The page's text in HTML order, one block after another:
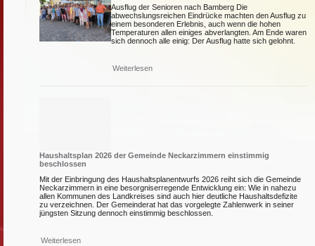
Ausflug der Senioren nach Bamberg Die
abwechslungsreichen Eindrücke machten den Ausflug zu
einem besonderen Erlebnis, auch wenn die hohen
Temperaturen allen einiges abverlangten. Am Ende waren
sich dennoch alle einig: Der Ausflug hatte sich gelohnt.
Weiterlesen
Haushaltsplan 2026 der Gemeinde Neckarzimmern einstimmig
beschlossen
Mit der Einbringung des Haushaltsplanentwurfs 2026 reiht sich die Gemeinde
Neckarzimmern in eine besorgniserregende Entwicklung ein: Wie in nahezu
allen Kommunen des Landkreises sind auch hier deutliche Haushaltsdefizite
zu verzeichnen. Der Gemeinderat hat das vorgelegte Zahlenwerk in seiner
jüngsten Sitzung dennoch einstimmig beschlossen.
Weiterlesen